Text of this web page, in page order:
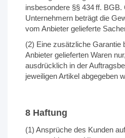
insbesondere §§ 434 ff. BGB.
Unternehmern beträgt die
vom Anbieter gelieferte
(2) Eine zusätzliche Garantie
Anbieter gelieferten Waren
ausdrücklich in der
jeweiligen Artikel abgegeben
8 Haftung
(1) Ansprüche des Kunden